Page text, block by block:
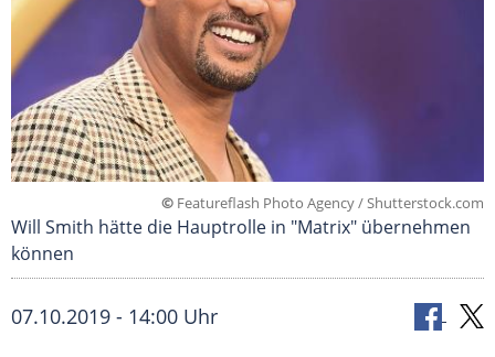
© Featureflash Photo Agency / Shutterstock.com
Will Smith hätte die Hauptrolle in "Matrix" übernehmen
können
07.10.2019 - 14:00 Uhr